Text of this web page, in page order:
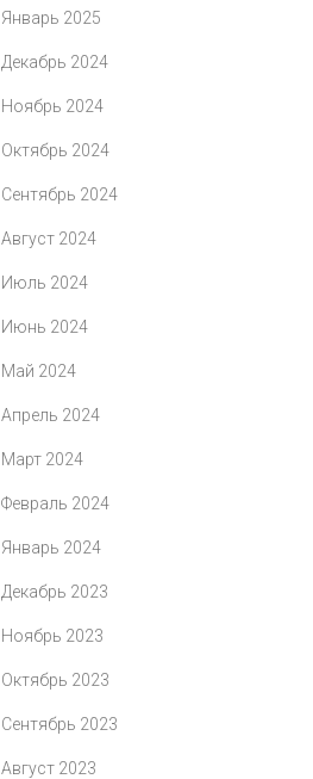
Январь 2025
Декабрь 2024
Ноябрь 2024
Октябрь 2024
Сентябрь 2024
Август 2024
Июль 2024
Июнь 2024
Май 2024
Апрель 2024
Март 2024
Февраль 2024
Январь 2024
Декабрь 2023
Ноябрь 2023
Октябрь 2023
Сентябрь 2023
Август 2023